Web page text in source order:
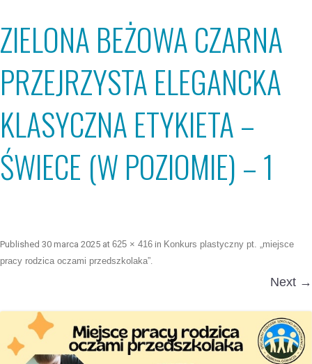
ZIELONA BEŻOWA CZARNA
PRZEJRZYSTA ELEGANCKA
KLASYCZNA ETYKIETA –
ŚWIECE (W POZIOMIE) – 1
Published 30 marca 2025 at 625 × 416 in Konkurs plastyczny pt. „miejsce
pracy rodzica oczami przedszkolaka”.
Next →